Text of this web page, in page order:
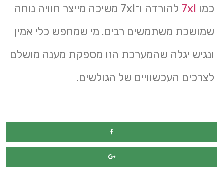
כמו 7xl
להורדה ו־7xl משיכה מייצר חוויה נוחה
שמושכת משתמשים רבים. מי שמחפש כלי אמין
ונגיש יגלה שהמערכת הזו מספקת מענה מושלם
לצרכים העכשוויים של הגולשים.